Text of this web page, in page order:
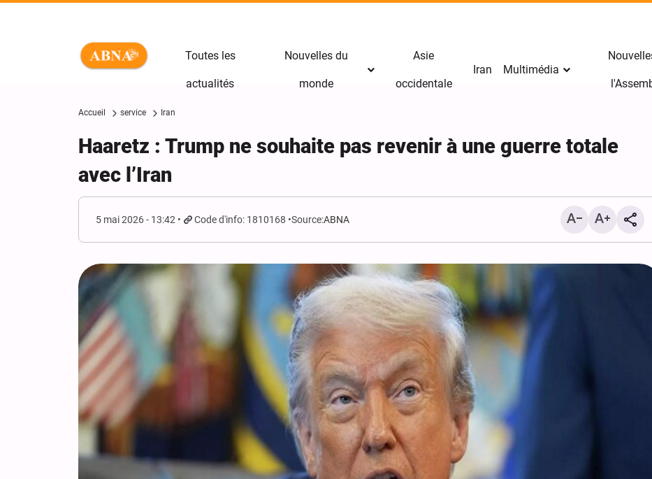
Toutes les
actualités
Nouvelles du
monde
Asie
occidentale
Iran Multimédia
Accueil service Iran
Haaretz : Trump ne souhaite pas revenir à une guerre totale
avec l’Iran
5 mai 2026 - 13:42 Code d'info: 1810168 Source:ABNA
Arba‘ïn : le pèlerin témoigne
mission divine de l’Imam